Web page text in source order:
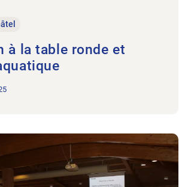
à la table ronde et
Générale 2026